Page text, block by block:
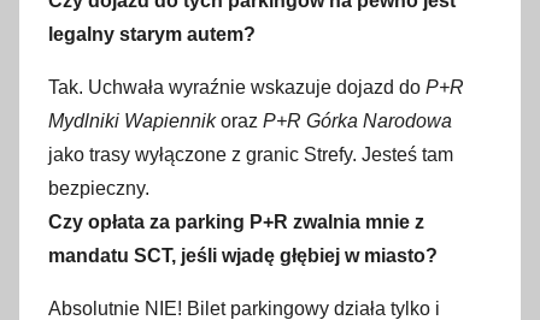
legalny starym autem?
Tak. Uchwała wyraźnie wskazuje dojazd do P+R
Mydlniki Wapiennikoraz P+R Górka Narodowa
jako trasy wyłączone z granic Strefy. Jesteś tam
bezpieczny.
Czy opłata za parking P+R zwalnia mnie z
mandatu SCT, jeśli wjadę głębiej w miasto?
Absolutnie NIE! Bilet parkingowy działa tylko i